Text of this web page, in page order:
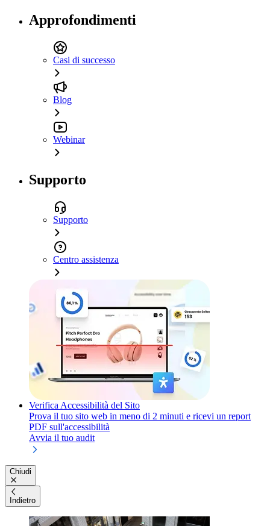
Approfondimenti
Casi di successo
Blog
Webinar
Supporto
Supporto
Centro assistenza
Verifica Accessibilità del Sito
Prova il tuo sito web in meno di 2 minuti e ricevi un report
PDF sull'accessibilità
Avvia il tuo audit
Chiudi
Indietro